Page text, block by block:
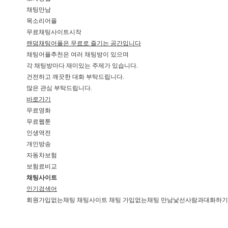
채팅만남
목소리어플
무료채팅사이트시작
랜덤채팅어플은 무료로 즐기는 공간입니다
채팅어플추천은 여러 채팅방이 있으며
각 채팅방마다 재미있는 주제가 있습니다.
건전하고 깨끗한 대화 부탁드립니다.
많은 관심 부탁드립니다.
바로가기
무료영화
무료웹툰
인생역전
개인방송
자동차보험
보험료비교
채팅사이트
인기검색어
회원가입없는채팅 채팅사이트 채팅 가입없는채팅 만남낯선사람과대화